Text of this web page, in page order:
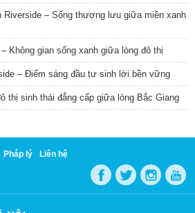
Riverside – Sống thượng lưu giữa miền xanh
Không gian sống xanh giữa lòng đô thị
– Điểm sáng đầu tư sinh lời bền vững
thị sinh thái đẳng cấp giữa lòng Bắc Giang
Pháp lý Liên hệ